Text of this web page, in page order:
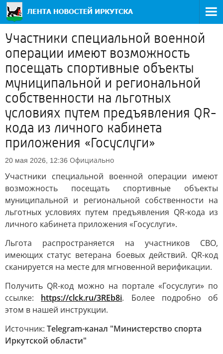
Участники специальной военной
операции имеют возможность
посещать спортивные объекты
муниципальной и региональной
собственности на льготных
условиях путем предъявления QR-
кода из личного кабинета
приложения «Госуслуги»
20 мая 2026, 12:36 Официально
Участники специальной военной операции имеют
возможность посещать спортивные объекты
муниципальной и региональной собственности на
льготных условиях путем предъявления QR-кода из
личного кабинета приложения «Госуслуги».
Льгота распространяется на участников СВО,
имеющих статус ветерана боевых действий. QR-код
сканируется на месте для мгновенной верификации.
Получить QR-код можно на портале «Госуслуги» по
ссылке: https://clck.ru/3REb8i. Более подробно об
этом в нашей инструкции.
Источник: Telegram-канал "Министерство спорта
Иркутской области"